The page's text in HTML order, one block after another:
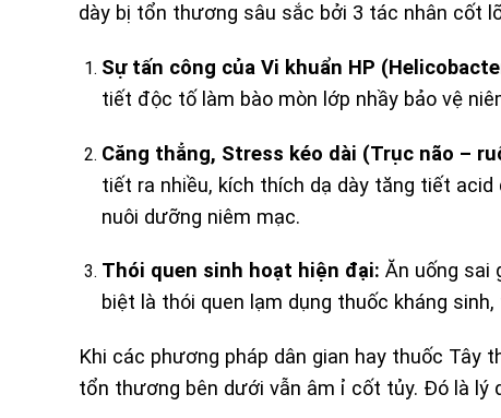
dày bị tổn thương sâu sắc bởi 3 tác nhân cốt
Sự tấn công của Vi khuẩn HP
tiết độc tố làm bào mòn lớp nhầy bảo vệ
Căng thẳng, Stress kéo dài (Trục não –
tiết ra nhiều, kích thích dạ dày tăng tiết
nuôi dưỡng niêm mạc.
Thói quen sinh hoạt hiện đại: Ăn uống sai
biệt là thói quen lạm dụng thuốc kháng
Khi các phương pháp dân gian hay thuốc
tổn thương bên dưới vẫn âm ỉ cốt tủy. Đó là lý